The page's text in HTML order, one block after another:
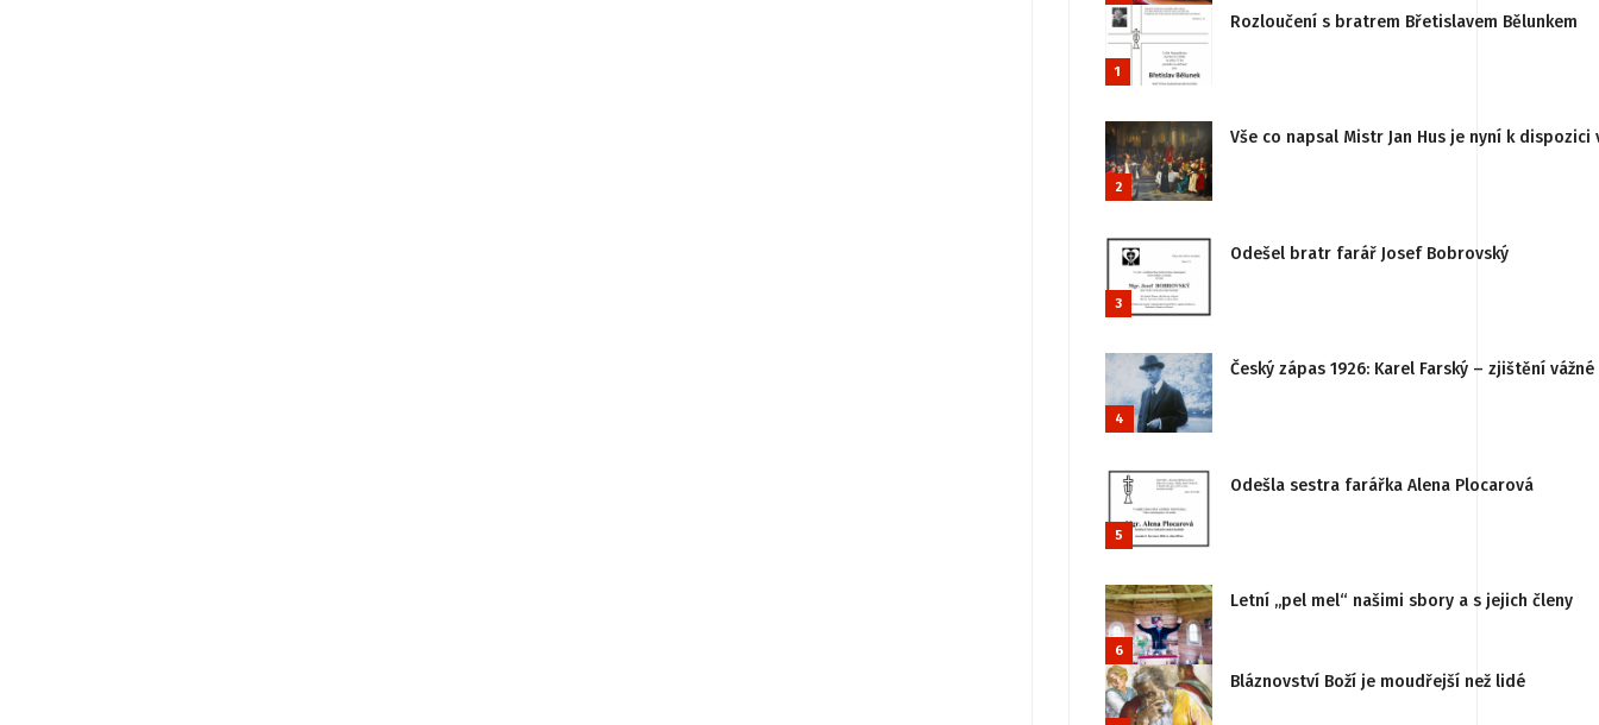
1
Rozloučení s bratrem Břetislavem Bělunkem
2
Vše co napsal Mistr Jan Hus je nyní k
3
Odešel bratr farář Josef Bobrovský
4
Český zápas 1926: Karel Farský – zjištění
5
Odešla sestra farářka Alena Plocarová
6
Letní „pel mel“ našimi sbory a s jejich členy
Bláznovství Boží je moudřejší než lidé